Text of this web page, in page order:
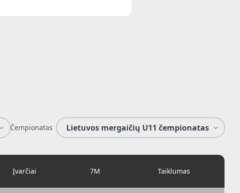
Čempionatas
Įvarčiai 7M Taiklumas